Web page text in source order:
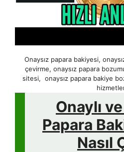
Onaysız papara bakiyesi,
çevirme, onaysız papara
sitesi, onaysız papara bakiye
Onaylı
Papara
Nasıl